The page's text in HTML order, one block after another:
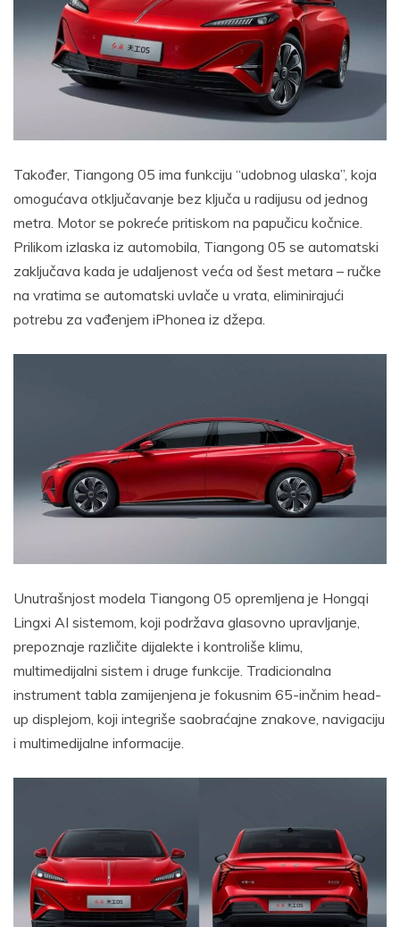
Također, Tiangong 05 ima funkciju “udobnog ulaska”, koja
omogućava otključavanje bez ključa u radijusu od jednog
metra. Motor se pokreće pritiskom na papučicu kočnice.
Prilikom izlaska iz automobila, Tiangong 05 se automatski
zaključava kada je udaljenost veća od šest metara – ručke
na vratima se automatski uvlače u vrata, eliminirajući
potrebu za vađenjem iPhonea iz džepa.
Unutrašnjost modela Tiangong 05 opremljena je Hongqi
Lingxi AI sistemom, koji podržava glasovno upravljanje,
prepoznaje različite dijalekte i kontroliše klimu,
multimedijalni sistem i druge funkcije. Tradicionalna
instrument tabla zamijenjena je fokusnim 65-inčnim head-
up displejom, koji integriše saobraćajne znakove, navigaciju
i multimedijalne informacije.